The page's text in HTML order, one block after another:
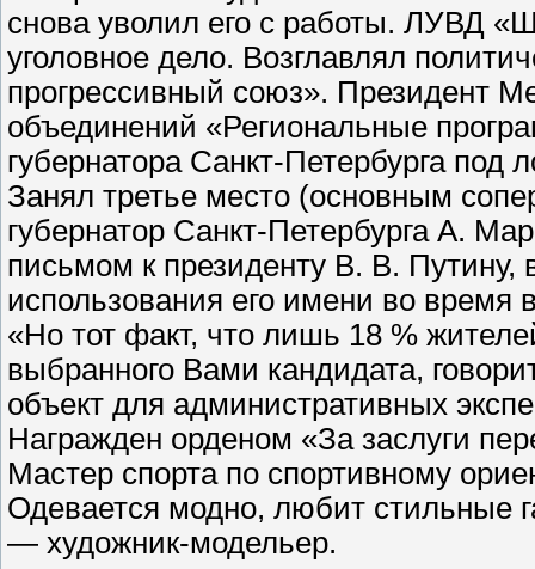
снова уволил его с работы. ЛУВД
уголовное дело. Возглавлял
прогрессивный союз». Президент
объединений «Региональные
губернатора Санкт-Петербурга под
Занял третье место (основным
губернатор Санкт-Петербурга А.
письмом к президенту В. В. Путину,
использования его имени во время
«Но тот факт, что лишь 18 %
выбранного Вами кандидата,
объект для административных
Награжден орденом «За заслуги
Мастер спорта по спортивному
Одевается модно, любит стильные
— художник-модельер.